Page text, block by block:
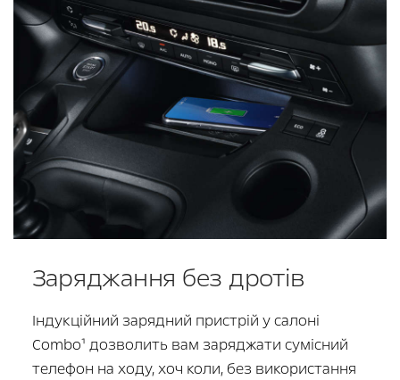
Заряджання без дротів
Індукційний зарядний пристрій у салоні
Combo¹ дозволить вам заряджати сумісний
телефон на ходу, хоч коли, без використання